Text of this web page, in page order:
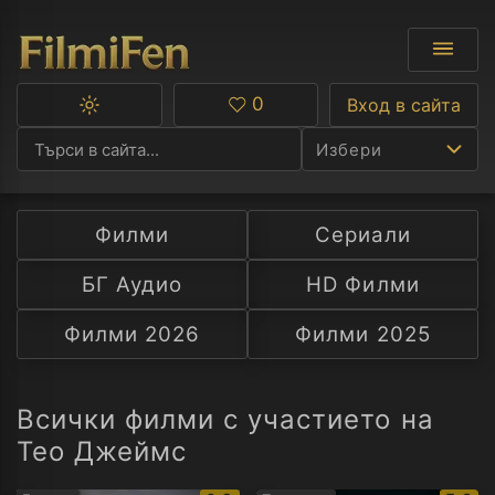
Избери
Ф
С
А
Превключване
тъмна
тема
Любими
0 Вход в сайта
Филми
Сериали
БГ Аудио
HD Филми
Филми 2026
Филми 2025
Всички филми с участието на
Тео Джеймс